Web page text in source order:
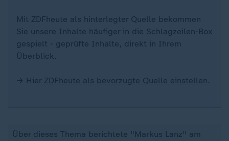
Mit ZDFheute als hinterlegter Quelle bekommen
Sie unsere Inhalte häufiger in die Schlagzeilen-Box
gespielt - geprüfte Inhalte, direkt in Ihrem
Überblick.
→ Hier ZDFheute als bevorzugte Quelle einstellen.
Über dieses Thema berichtete "Markus Lanz" am